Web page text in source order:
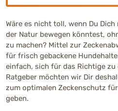
Wäre es nicht toll, wenn Du
der Natur bewegen könntest,
zu machen? Mittel zur
für frisch gebackene
einfach, sich für das Richtige
Ratgeber möchten wir Dir
zum optimalen Zeckenschutz
geben.